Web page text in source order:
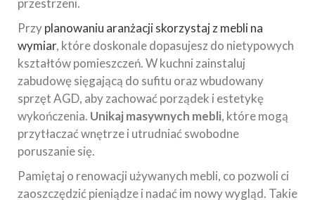
Przyplanowaniu aranżacji skorzystaj z mebli na
wymiar, które doskonale dopasujesz do nietypowych
kształtów pomieszczeń. W kuchni zainstaluj
zabudowę sięgającą do sufitu oraz wbudowany
sprzęt AGD, aby zachować porządek i estetykę
wykończenia. Unikaj masywnych mebli, które mogą
przytłaczać wnętrze i utrudniać swobodne
poruszanie się.
Pamiętaj o renowacji używanych mebli, co pozwoli ci
zaoszczędzić pieniądze i nadać im nowy wygląd. Takie